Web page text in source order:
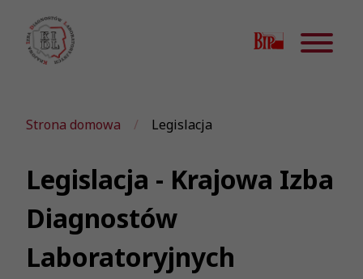
Strona domowa Legislacja
Legislacja - Krajowa Izba
Diagnostów
Laboratoryjnych